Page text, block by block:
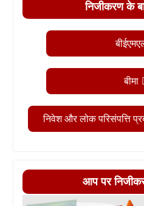
निजीकरण के
बीमा
निवेश और लोक परिसंपत्ति
आप पर